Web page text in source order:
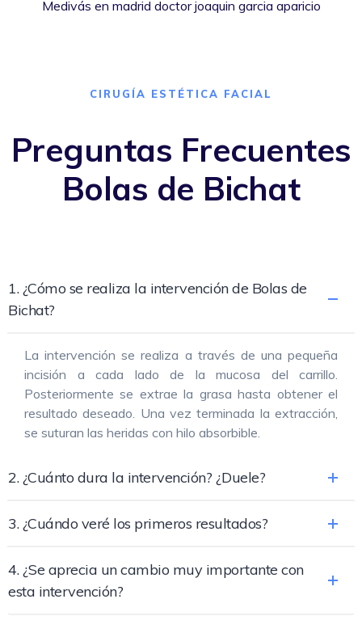
CIRUGÍA ESTÉTICA FACIAL
Preguntas Frecuentes
Bolas de Bichat
1. ¿Cómo se realiza la intervención de Bolas de
Bichat?
La intervención se realiza a través de una pequeña
incisión a cada lado de la mucosa del carrillo.
Posteriormente se extrae la grasa hasta obtener el
resultado deseado. Una vez terminada la extracción,
se suturan las heridas con hilo absorbible.
2. ¿Cuánto dura la intervención? ¿Duele?
3. ¿Cuándo veré los primeros resultados?
4. ¿Se aprecia un cambio muy importante con
esta intervención?